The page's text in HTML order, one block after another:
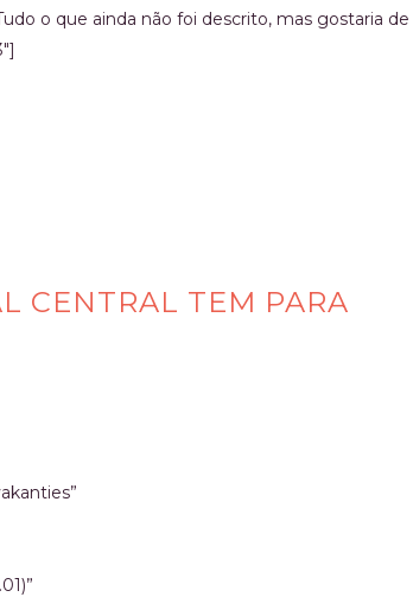
o que ainda não foi descrito, mas gostaria de
CENTRAL TEM PARA